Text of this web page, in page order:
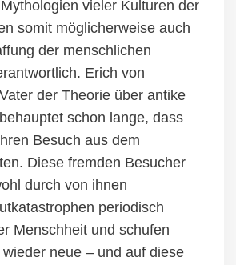
vieler Kulturen der
somit möglicherweise auch
der menschlichen
Erich von
der Theorie über antike
schon lange, dass
Besuch aus dem
Diese fremden Besucher
durch von ihnen
periodisch
Menschheit und schufen
neue – und auf diese